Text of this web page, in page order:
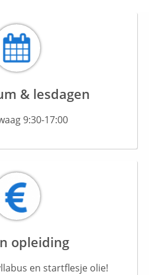
& lesdagen
9:30-17:00
opleiding
en startflesje olie!